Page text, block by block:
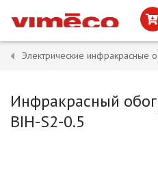
Электрические инфракрасные
Инфракрасный
BIH-S2-0.5